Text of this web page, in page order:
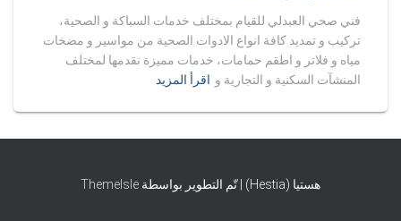
فني صحي العبدلي للقيام بمختلف خدمات السباكة و الصحية،
تركيب و تمديد كافة انواع الادوات الصحية من مواسير و مضخات
مياه و فلاتر و اطقم حمامات، خدمات مميزة نقدمها لمختلف
المنشآت السكنية و التجارية و اقرأ المزيد
هستيا (Hestia) | تّم التطوير بواسطة ThemeIsle